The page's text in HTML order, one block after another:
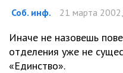
Соб. инф. 21 марта
Иначе не назовешь
отделения уже не
«Единство».